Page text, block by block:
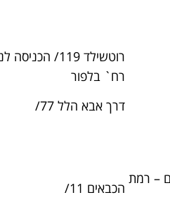
רוטשילד 119/ הכניסה לנכים דרך
03-9083200
03-7535320
454646